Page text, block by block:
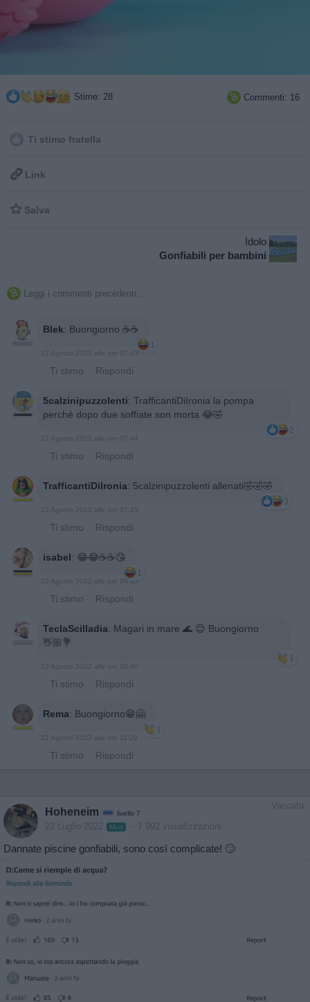
Stime: 28  Commenti: 16
Ti stimo fratella
 Link
 Salva
Idolo
Gonfiabili per bambini
 Leggi i commenti precedenti...
Blek: Buongiorno ☕️☕️
1
22 Agosto 2022 alle ore 07:43
· Ti stimo · Rispondi
5calzinipuzzolenti: TrafficantiDiIronia la pompa
perché dopo due soffiate son morta 😂🤣
2
22 Agosto 2022 alle ore 07:44
· Ti stimo · Rispondi
TrafficantiDiIronia: 5calzinipuzzolenti allenati🤣🤣🤣
3
22 Agosto 2022 alle ore 07:45
· Ti stimo · Rispondi
isabel: 😂😂☕️☕️😘
1
22 Agosto 2022 alle ore 08:35
· Ti stimo · Rispondi
TeclaScilladia: Magari in mare 🌊 😊 Buongiorno
👋🏼💐
1
22 Agosto 2022 alle ore 08:40
· Ti stimo · Rispondi
Rema: Buongiorno😁🤗
1
22 Agosto 2022 alle ore 11:29
· Ti stimo · Rispondi
Vaccata
Hoheneim livello 7
22 Luglio 2022 Mod - 7.992 visualizzazioni
Dannate piscine gonfiabili, sono così complicate! 🙄